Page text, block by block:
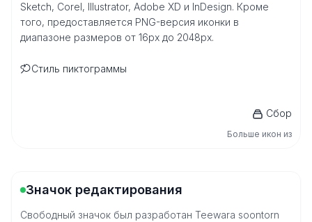
Sketch, Corel, Illustrator, Adobe XD и InDesign. Кроме
того, предоставляется PNG-версия иконки в
диапазоне размеров от 16px до 2048px.
Стиль пиктограммы
Сбор
Больше икон из
Значок редактирования
Свободный значок был разработан Teewara soontorn